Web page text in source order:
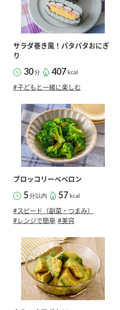
サラダ巻き風！パタパタおにぎ
り
30分 407 kcal
#子どもと一緒に楽しむ
ブロッコリーペペロン
5分以内 57 kcal
#スピード（副菜・つまみ）
#レンジで簡単 #美容